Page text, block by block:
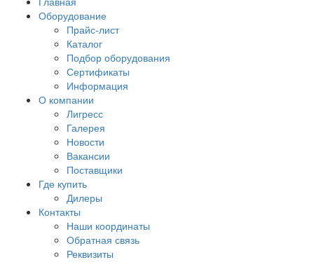
Оборудование
Прайс-лист
Каталог
Подбор оборудования
Сертификаты
Информация
О компании
Лигресс
Галерея
Новости
Вакансии
Поставщики
Где купить
Дилеры
Контакты
Наши координаты
Обратная связь
Реквизиты